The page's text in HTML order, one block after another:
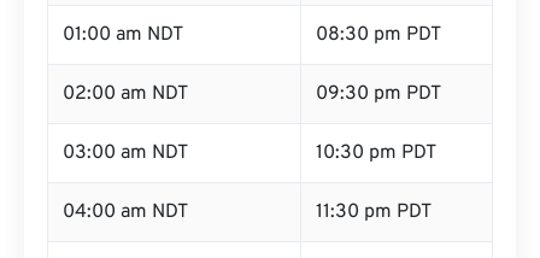
01:00 am NDT 08:30 pm PDT
02:00 am NDT 09:30 pm PDT
03:00 am NDT 10:30 pm PDT
04:00 am NDT 11:30 pm PDT